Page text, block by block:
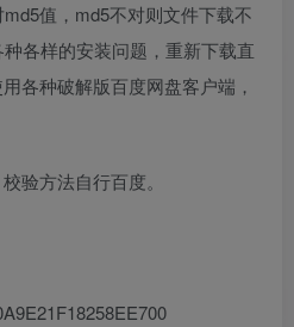
值，md5不对则文件下载不
各样的安装问题，重新下载直
各种破解版百度网盘客户端，
验方法自行百度。